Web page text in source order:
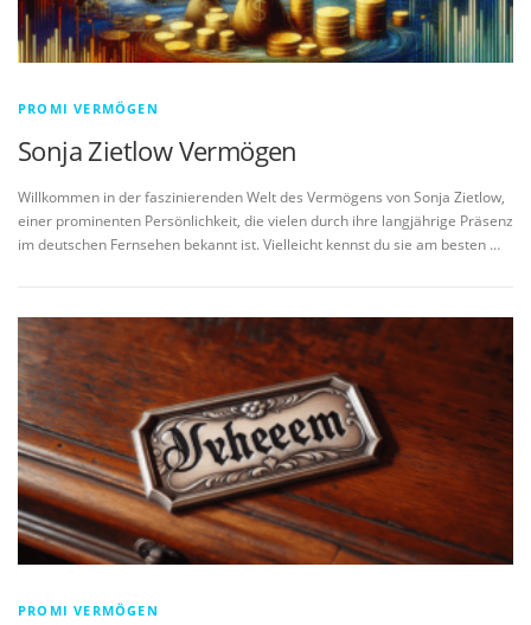
PROMI VERMÖGEN
Sonja Zietlow Vermögen
Willkommen in der faszinierenden Welt des Vermögens von Sonja Zietlow,
einer prominenten Persönlichkeit, die vielen durch ihre langjährige Präsenz
im deutschen Fernsehen bekannt ist. Vielleicht kennst du sie am besten …
PROMI VERMÖGEN